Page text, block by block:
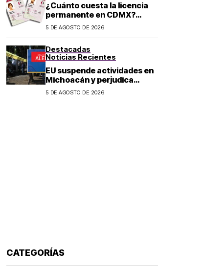
¿Cuánto cuesta la licencia
permanente en CDMX?
Costo y fecha límite del
5 DE AGOSTO DE 2026
Destacadas
Noticias Recientes
EU suspende actividades en
Michoacán y perjudica
exportación de aguacate
5 DE AGOSTO DE 2026
CATEGORÍAS